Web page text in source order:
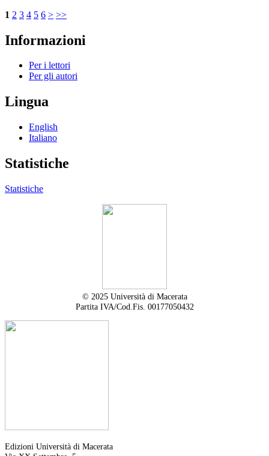
1 2 3 4 5 6 > >>
Informazioni
Per i lettori
Per gli autori
Lingua
English
Italiano
Statistiche
Statistiche
© 2025 Università di Macerata
Partita IVA/Cod.Fis. 00177050432
Edizioni Università di Macerata